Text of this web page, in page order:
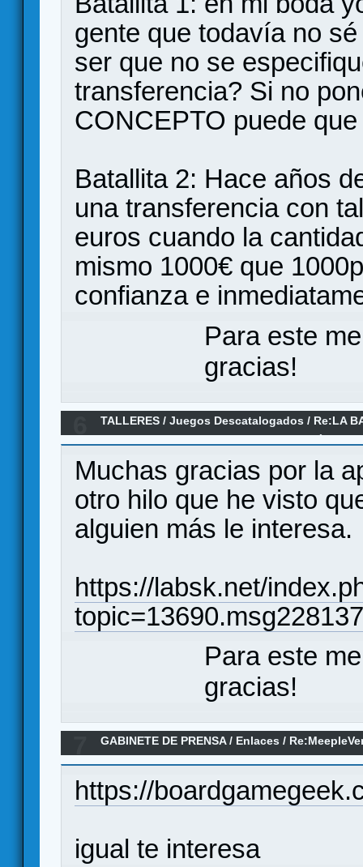
gente que todavía no
ser que no se
transferencia? Si no
CONCEPTO puede
Batallita 2: Hace años
una transferencia con
euros cuando la
mismo 1000€ que
confianza e
Para este
gracias!
TALLERES /Juegos Descatalogados / Re:LA
Muchas gracias por la
otro hilo que he visto
alguien más le interesa.
https://labsk.net/
Para este
gracias!
GABINETE DE PRENSA/ Enlaces /
https://
igual te interesa